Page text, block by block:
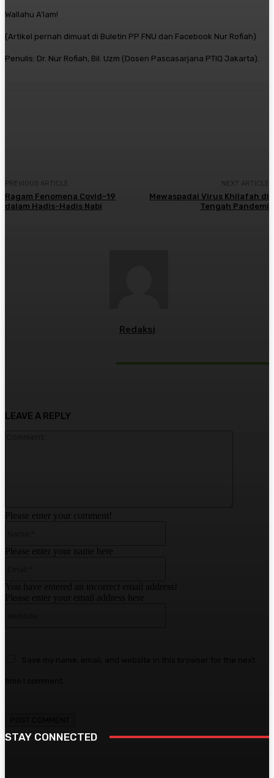
Wallahu A’lam!
(Artikel pernah dimuat di Buletin PP FNU dan Facebook Nur Rofiah)
Penulis: Dr. Nur Rofiah, Bil. Uzm (Dosen Pascasarjana PTIQ Jakarta).
PREVIOUS ARTICLE
Ragam Fenomena Covid-19
dalam Hadis-Hadis Nabi
NEXT ARTICLE
Mewaspadai Virus Khilafah di
Tengah Pandemi
Redaksi
LEAVE A REPLY
Please enter your comment!
Please enter your name here
You have entered an incorrect email address!
Please enter your email address here
STAY CONNECTED